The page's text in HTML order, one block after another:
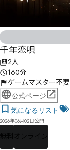
千年恋唄
2人
160分
ゲームマスター不要
公式ページ
気になるリスト
2026年06月02日公開
無料 オンライン